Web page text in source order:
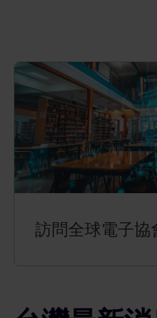
訪問全球電子協